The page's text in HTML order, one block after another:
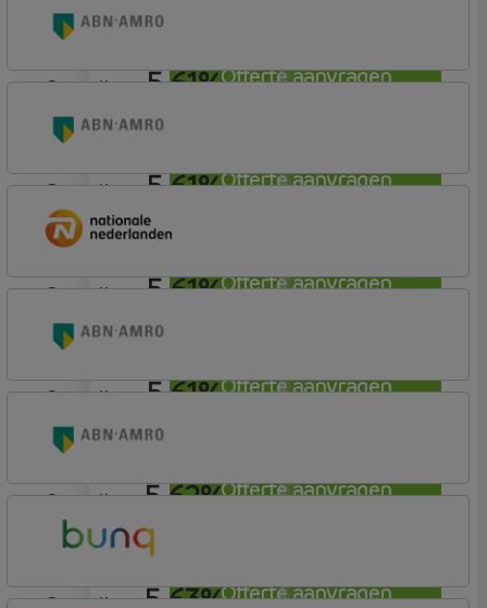
Offerte aanvragen
5,61%
Offerte aanvragen
Profijt twaalf
aflosvrij
5,61%
Offerte aanvragen
Budget (Incl. Korting)
aflosvrij
5,61%
Offerte aanvragen
Budget
aflosvrij
5,61%
Offerte aanvragen
Nationale Nederlanden
aflosvrij
5,62%
Offerte aanvragen
Woning (Incl. Korting)
aflosvrij
5,63%
Woning (Incl. Korting)